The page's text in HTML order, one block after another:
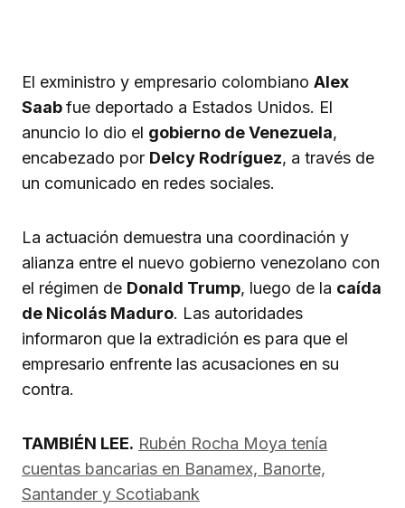
El exministro y empresario colombiano Alex
Saabfue deportado a Estados Unidos. El
anuncio lo dio el gobierno de Venezuela,
encabezado por Delcy Rodríguez, a través de
un comunicado en redes sociales.
La actuación demuestra una coordinación y
alianza entre el nuevo gobierno venezolano con
el régimen de Donald Trump, luego de la caída
de Nicolás Maduro. Las autoridades
informaron que la extradición es para que el
empresario enfrente las acusaciones en su
contra.
TAMBIÉN LEE. Rubén Rocha Moya tenía
cuentas bancarias en Banamex, Banorte,
Santander y Scotiabank